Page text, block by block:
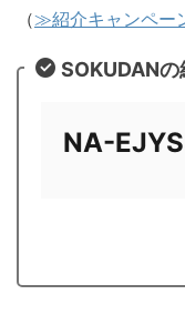
（≫紹介キャンペー
SOKUDAN
NA-